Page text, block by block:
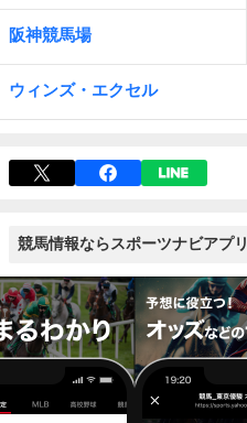
阪神競馬場
ウィンズ・エクセル
競馬情報ならスポーツナビアプリ